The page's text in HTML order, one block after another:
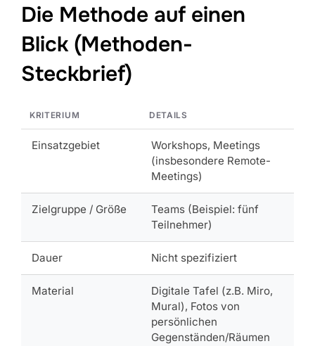
Die Methode auf einen
Blick (Methoden-
Steckbrief)
KRITERIUM DETAILS
Einsatzgebiet
Workshops, Meetings
(insbesondere Remote-
Meetings)
Zielgruppe / Größe
Teams (Beispiel: fünf
Teilnehmer)
Dauer Nicht spezifiziert
Material
Digitale Tafel (z.B. Miro,
Mural), Fotos von
persönlichen
Gegenständen/Räumen